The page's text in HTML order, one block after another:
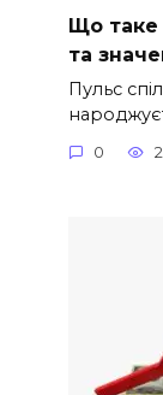
Що таке
та
Пульс
0